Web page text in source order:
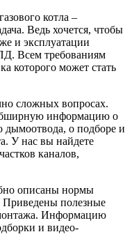
котла –
Ведь хочется, чтобы
и эксплуатации
Всем требованиям
которого может стать
сложных вопросах.
информацию о
дымоотвода, о подборе и
У нас вы найдете
каналов,
описаны нормы
Приведены полезные
Информацию
и видео-